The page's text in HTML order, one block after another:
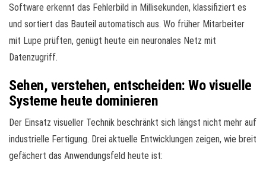
Software erkennt das Fehlerbild in Millisekunden, klassifiziert es
und sortiert das Bauteil automatisch aus. Wo früher Mitarbeiter
mit Lupe prüften, genügt heute ein neuronales Netz mit
Datenzugriff.
Sehen, verstehen, entscheiden: Wo visuelle
Systeme heute dominieren
Der Einsatz visueller Technik beschränkt sich längst nicht mehr auf
industrielle Fertigung. Drei aktuelle Entwicklungen zeigen, wie breit
gefächert das Anwendungsfeld heute ist: